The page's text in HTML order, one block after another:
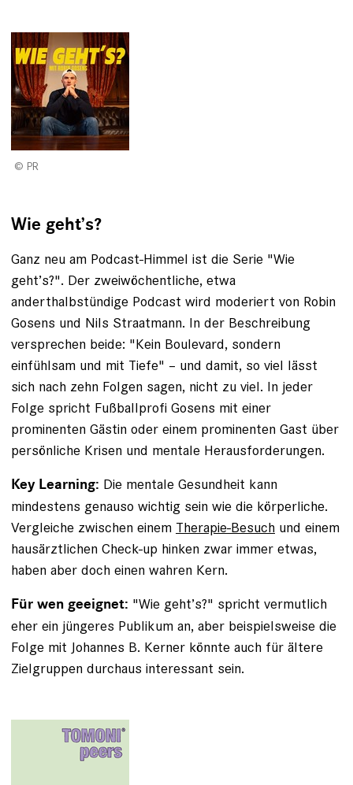
PR
Wie geht’s?
Ganz neu am Podcast-Himmel ist die Serie "Wie
geht’s?". Der zweiwöchentliche, etwa
anderthalbstündige Podcast wird moderiert von Robin
Gosens und Nils Straatmann. In der Beschreibung
versprechen beide: "Kein Boulevard, sondern
einfühlsam und mit Tiefe" – und damit, so viel lässt
sich nach zehn Folgen sagen, nicht zu viel. In jeder
Folge spricht Fußballprofi Gosens mit einer
prominenten Gästin oder einem prominenten Gast über
persönliche Krisen und mentale Herausforderungen.
Key Learning: Die mentale Gesundheit kann
mindestens genauso wichtig sein wie die körperliche.
Vergleiche zwischen einem Therapie-Besuch und einem
hausärztlichen Check-up hinken zwar immer etwas,
haben aber doch einen wahren Kern.
Für wen geeignet: "Wie geht’s?" spricht vermutlich
eher ein jüngeres Publikum an, aber beispielsweise die
Folge mit Johannes B. Kerner könnte auch für ältere
Zielgruppen durchaus interessant sein.